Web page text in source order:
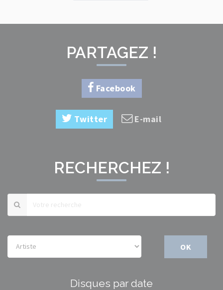
PARTAGEZ !
Facebook
Twitter E-mail
RECHERCHEZ !
OK
Disques par date